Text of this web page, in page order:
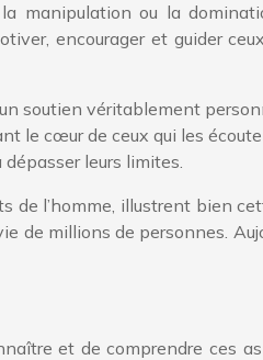
manipulation ou la
encourager et guider
soutien véritablement
le cœur de ceux qui les
leurs limites.
l’homme, illustrent bien
millions de personnes.
et de comprendre ces